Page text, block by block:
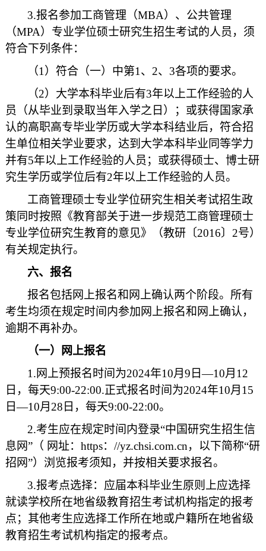
3.报名参加工商管理（MBA）、公共管理
（MPA）专业学位硕士研究生招生考试的人员，须
符合下列条件：
（1）符合（一）中第1、2、3各项的要求。
（2）大学本科毕业后有3年以上工作经验的人
员（从毕业到录取当年入学之日）；或获得国家承
认的高职高专毕业学历或大学本科结业后，符合招
生单位相关学业要求，达到大学本科毕业同等学力
并有5年以上工作经验的人员；或获得硕士、博士研
究生学历或学位后有2年以上工作经验的人员。
工商管理硕士专业学位研究生相关考试招生政
策同时按照《教育部关于进一步规范工商管理硕士
专业学位研究生教育的意见》（教研〔2016〕2号）
有关规定执行。
六、报名
报名包括网上报名和网上确认两个阶段。所有
考生均须在规定时间内参加网上报名和网上确认，
逾期不再补办。
（一）网上报名
1.网上预报名时间为2024年10月9日—10月12
日，每天9:00-22:00.正式报名时间为2024年10月15
日—10月28日， 每天9:00-22:00。
2.考生应在规定时间内登录“中国研究生招生信
息网”（ 网址：https：//yz.chsi.com.cn，以下简称“研
招网”）浏览报考须知，并按相关要求报名。
3.报考点选择： 应届本科毕业生原则上应选择
就读学校所在地省级教育招生考试机构指定的报考
点；其他考生应选择工作所在地或户籍所在地省级
教育招生考试机构指定的报考点。